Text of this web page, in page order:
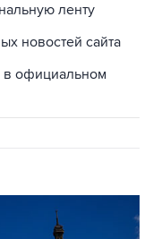
ленту
новостей сайта
в официальном